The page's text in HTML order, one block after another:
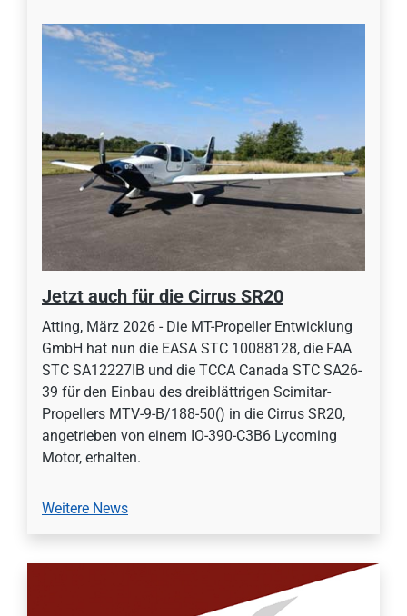
Jetzt auch für die Cirrus SR20
Atting, März 2026 - Die MT-Propeller Entwicklung
GmbH hat nun die EASA STC 10088128, die FAA
STC SA12227IB und die TCCA Canada STC SA26-
39 für den Einbau des dreiblättrigen Scimitar-
Propellers MTV-9-B/188-50() in die Cirrus SR20,
angetrieben von einem IO-390-C3B6 Lycoming
Motor, erhalten.
Weitere News